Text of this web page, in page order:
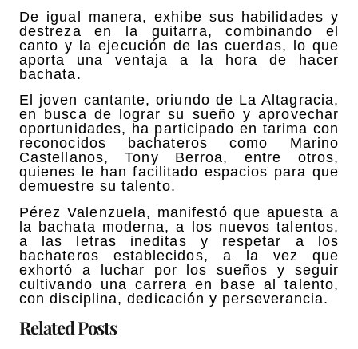
De igual manera, exhibe sus habilidades y
destreza en la guitarra, combinando el
canto y la ejecución de las cuerdas, lo que
aporta una ventaja a la hora de hacer
bachata.
El joven cantante, oriundo de La Altagracia,
en busca de lograr su sueño y aprovechar
oportunidades, ha participado en tarima con
reconocidos bachateros como Marino
Castellanos, Tony Berroa, entre otros,
quienes le han facilitado espacios para que
demuestre su talento.
Pérez Valenzuela, manifestó que apuesta a
la bachata moderna, a los nuevos talentos,
a las letras ineditas y respetar a los
bachateros establecidos, a la vez que
exhortó a luchar por los sueños y seguir
cultivando una carrera en base al talento,
con disciplina, dedicación y perseverancia.
Related Posts